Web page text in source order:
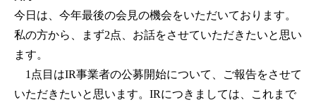
今日は、今年最後の会見の機会をいただいております。
私の方から、まず2点、お話をさせていただきたいと思い
ます。
1点目はIR事業者の公募開始について、ご報告をさせて
いただきたいと思います。IRにつきましては、これまで